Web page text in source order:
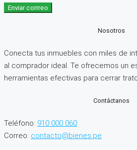
Enviar corrreo
Nosotros
Conecta tus inmuebles con miles de
al comprador ideal. Te ofrecemos un
herramientas efectivas para cerrar
Contáctanos
Teléfono: 910 000 060
Correo: contacto@bienes.pe